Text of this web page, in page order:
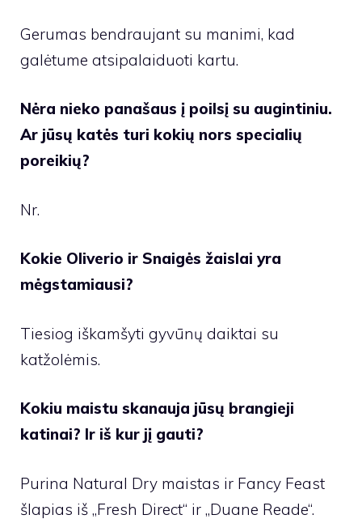
Gerumas bendraujant su manimi, kad
galėtume atsipalaiduoti kartu.
Nėra nieko panašaus į poilsį su augintiniu.
Ar jūsų katės turi kokių nors specialių
poreikių?
Nr.
Kokie Oliverio ir Snaigės žaislai yra
mėgstamiausi?
Tiesiog iškamšyti gyvūnų daiktai su
katžolėmis.
Kokiu maistu skanauja jūsų brangieji
katinai? Ir iš kur jį gauti?
Purina Natural Dry maistas ir Fancy Feast
šlapias iš „Fresh Direct“ ir „Duane Reade“.